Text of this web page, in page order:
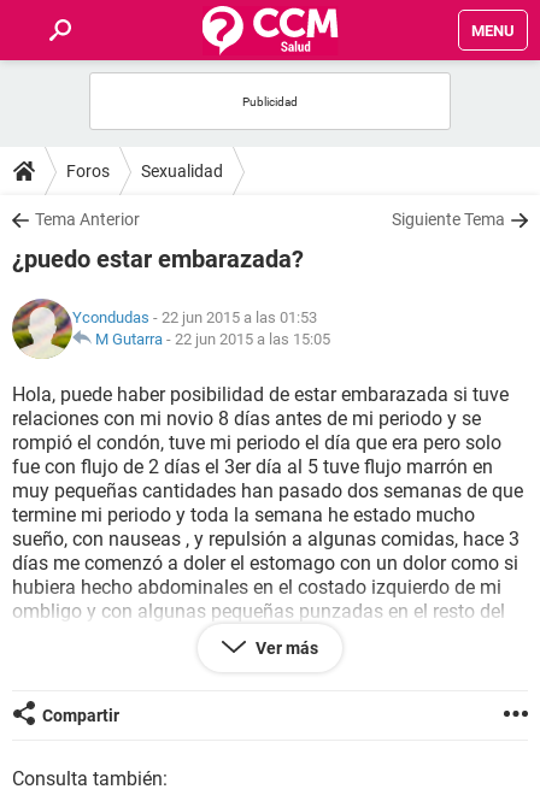
MENU
FOROS
SALUD
FAMILIA
NUTRICIÓN
BIENESTAR
SEXUALIDAD
GLOSARIO
Foros Sexualidad
Tema Anterior Siguiente Tema
¿puedo estar embarazada?
Ycondudas - 22 jun 2015 a las 01:53
M Gutarra - 22 jun 2015 a las 15:05
Hola, puede haber posibilidad de estar embarazada si tuve
relaciones con mi novio 8 días antes de mi periodo y se
rompió el condón, tuve mi periodo el día que era pero solo
fue con flujo de 2 días el 3er día al 5 tuve flujo marrón en
muy pequeñas cantidades han pasado dos semanas de que
termine mi periodo y toda la semana he estado mucho
sueño, con nauseas , y repulsión a algunas comidas, hace 3
días me comenzó a doler el estomago con un dolor como si
hubiera hecho abdominales en el costado izquierdo de mi
ombligo y con algunas pequeñas punzadas en el resto del
estomago, faltan solo 5 días para que me llegue el periodo
nuevamente pero quisiera saber si hay posibilidad para
Ver más
Compartir
Consulta también: